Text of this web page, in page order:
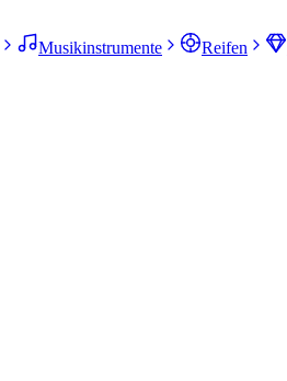
Musikinstrumente Reifen